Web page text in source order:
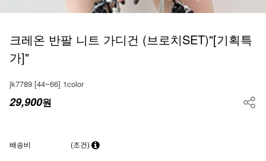
크레온 반팔 니트 가디건 (브로치SET)"[기획특
가]"
jk7789 [44~66] 1color
29,900원
배송비 (조건)